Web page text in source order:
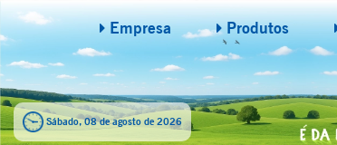
Empresa Produtos
Sábado, 08 de agosto de 2026